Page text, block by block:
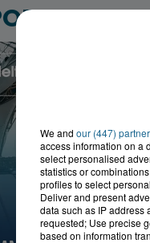
We and our (447)
access information on a
select personalised
statistics or
profiles to select
Deliver and present
data such as IP address
requested; Use precise
based on information